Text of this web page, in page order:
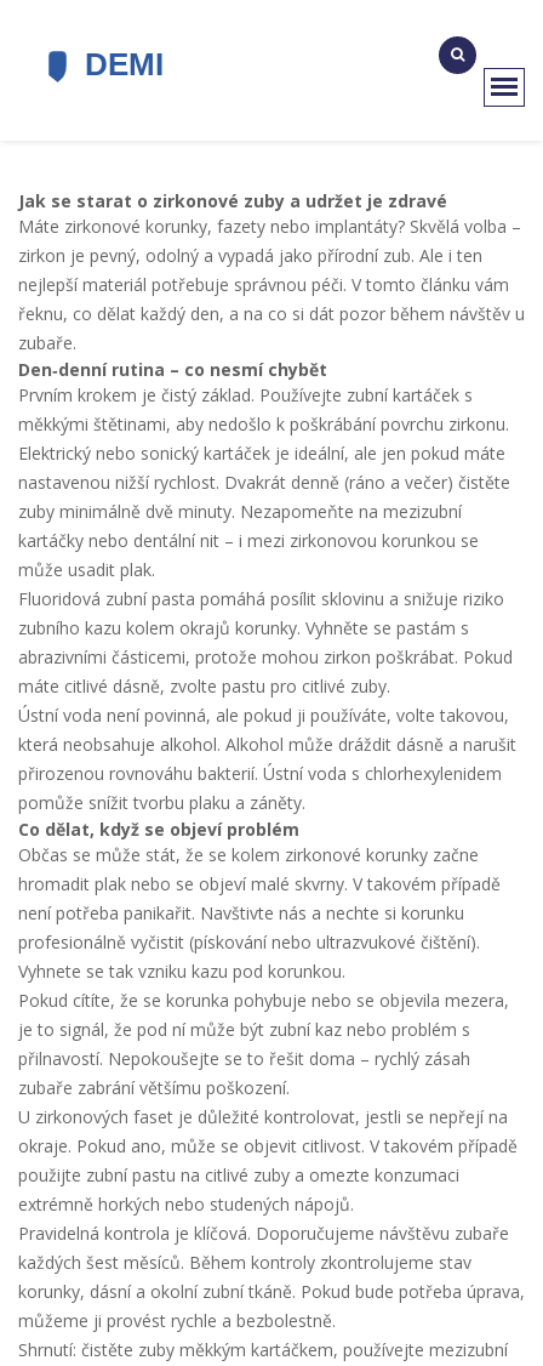
Jak se starat o zirkonové zuby a udržet je zdravé
Máte zirkonové korunky, fazety nebo implantáty? Skvělá volba –
zirkon je pevný, odolný a vypadá jako přírodní zub. Ale i ten
nejlepší materiál potřebuje správnou péči. V tomto článku vám
řeknu, co dělat každý den, a na co si dát pozor během návštěv u
zubaře.
Den‑denní rutina – co nesmí chybět
Prvním krokem je čistý základ. Používejte zubní kartáček s
měkkými štětinami, aby nedošlo k poškrábání povrchu zirkonu.
Elektrický nebo sonický kartáček je ideální, ale jen pokud máte
nastavenou nižší rychlost. Dvakrát denně (ráno a večer) čistěte
zuby minimálně dvě minuty. Nezapomeňte na mezizubní
kartáčky nebo dentální nit – i mezi zirkonovou korunkou se
může usadit plak.
Fluoridová zubní pasta pomáhá posílit sklovinu a snižuje riziko
zubního kazu kolem okrajů korunky. Vyhněte se pastám s
abrazivními částicemi, protože mohou zirkon poškrábat. Pokud
máte citlivé dásně, zvolte pastu pro citlivé zuby.
Ústní voda není povinná, ale pokud ji používáte, volte takovou,
která neobsahuje alkohol. Alkohol může dráždit dásně a narušit
přirozenou rovnováhu bakterií. Ústní voda s chlorhexylenidem
pomůže snížit tvorbu plaku a záněty.
Co dělat, když se objeví problém
Občas se může stát, že se kolem zirkonové korunky začne
hromadit plak nebo se objeví malé skvrny. V takovém případě
není potřeba panikařit. Navštivte nás a nechte si korunku
profesionálně vyčistit (pískování nebo ultrazvukové čištění).
Vyhnete se tak vzniku kazu pod korunkou.
Pokud cítíte, že se korunka pohybuje nebo se objevila mezera,
je to signál, že pod ní může být zubní kaz nebo problém s
přilnavostí. Nepokoušejte se to řešit doma – rychlý zásah
zubaře zabrání většímu poškození.
U zirkonových faset je důležité kontrolovat, jestli se nepřejí na
okraje. Pokud ano, může se objevit citlivost. V takovém případě
použijte zubní pastu na citlivé zuby a omezte konzumaci
extrémně horkých nebo studených nápojů.
Pravidelná kontrola je klíčová. Doporučujeme návštěvu zubaře
každých šest měsíců. Během kontroly zkontrolujeme stav
korunky, dásní a okolní zubní tkáně. Pokud bude potřeba úprava,
můžeme ji provést rychle a bezbolestně.
Shrnutí: čistěte zuby měkkým kartáčkem, používejte mezizubní